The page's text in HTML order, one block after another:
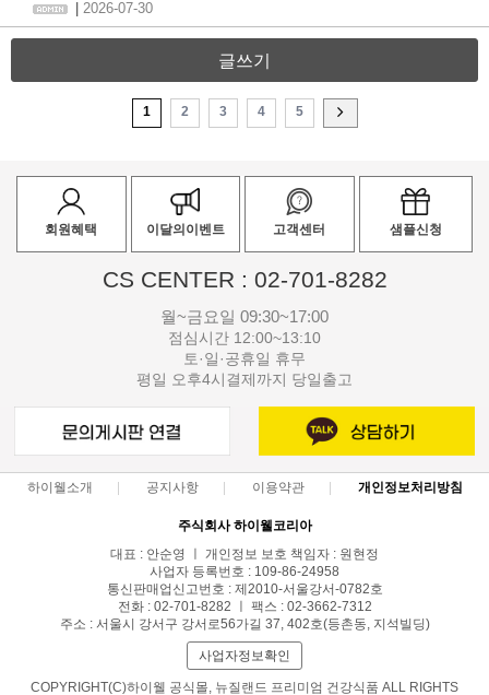
2026-07-30
글쓰기
1 2 3 4 5
회원혜택 이달의이벤트 고객센터 샘플신청
CS CENTER : 02-701-8282
월~금요일 09:30~17:00
점심시간 12:00~13:10
토·일·공휴일 휴무
평일 오후4시결제까지 당일출고
하이웰소개 공지사항 이용약관 개인정보처리방침
주식회사 하이웰코리아
대표 : 안순영 ㅣ 개인정보 보호 책임자 : 원현정
사업자 등록번호 : 109-86-24958
통신판매업신고번호 : 제2010-서울강서-0782호
전화 : 02-701-8282 ㅣ 팩스 : 02-3662-7312
주소 : 서울시 강서구 강서로56가길 37, 402호(등촌동, 지석빌딩)
사업자정보확인
COPYRIGHT(C)하이웰 공식몰, 뉴질랜드 프리미엄 건강식품 ALL RIGHTS